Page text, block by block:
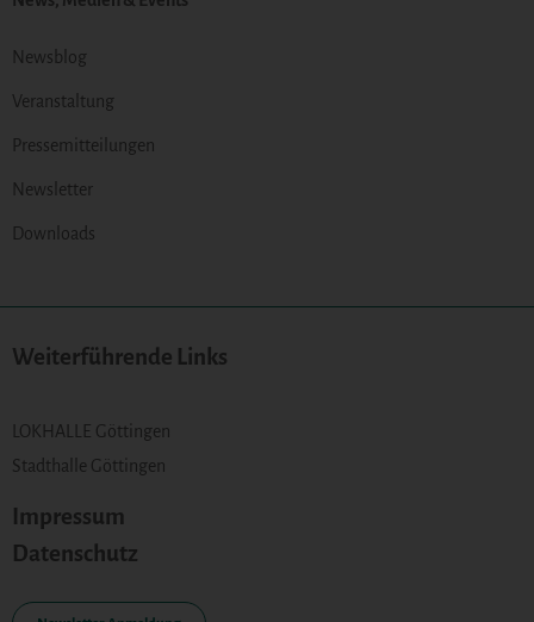
Newsblog
Veranstaltung
Pressemitteilungen
Newsletter
Downloads
Weiterführende Links
LOKHALLE Göttingen
Stadthalle Göttingen
Impressum
Datenschutz